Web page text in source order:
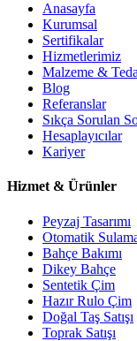
Anasayfa
Kurumsal
Sertifikalar
Hizmetlerimiz
Malzeme &
Blog
Referanslar
Sıkça Sorulan
Hesaplayıcılar
Kariyer
Hizmet & Ürünler
Peyzaj Tasarımı
Otomatik
Bahçe Bakımı
Dikey Bahçe
Sentetik Çim
Hazır Rulo Çim
Doğal Taş Satışı
Toprak Satışı